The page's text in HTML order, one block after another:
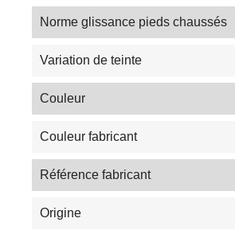
Norme glissance pieds chaussés
Variation de teinte
Couleur
Couleur fabricant
Référence fabricant
Origine